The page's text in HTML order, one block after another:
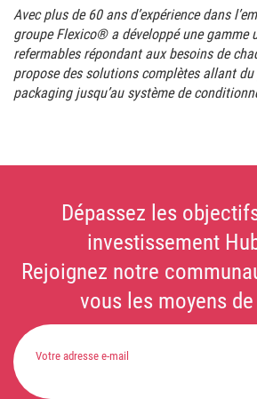
Avec plus de 60 ans d’expérience dans
groupe Flexico® a développé une gamme
refermables répondant aux besoins de
propose des solutions complètes allant
packaging jusqu’au système de
Dépassez les
investissement
Rejoignez notre
vous les moyens